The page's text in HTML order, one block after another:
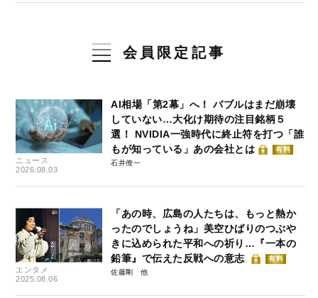
会員限定記事
ニュース
2026.08.03
AI相場「第2幕」へ！ バブルはまだ崩壊
していない…大化け期待の注目銘柄５
選！ NVIDIA一強時代に終止符を打つ「誰
もが知っている」あの会社とは
有料
石井僚一
エンタメ
2025.08.06
「あの時、広島の人たちは、もっと熱か
ったのでしょうね」美空ひばりのつぶや
きに込められた平和への祈り…『一本の
鉛筆』で伝えた反戦への意志
有料
佐藤剛